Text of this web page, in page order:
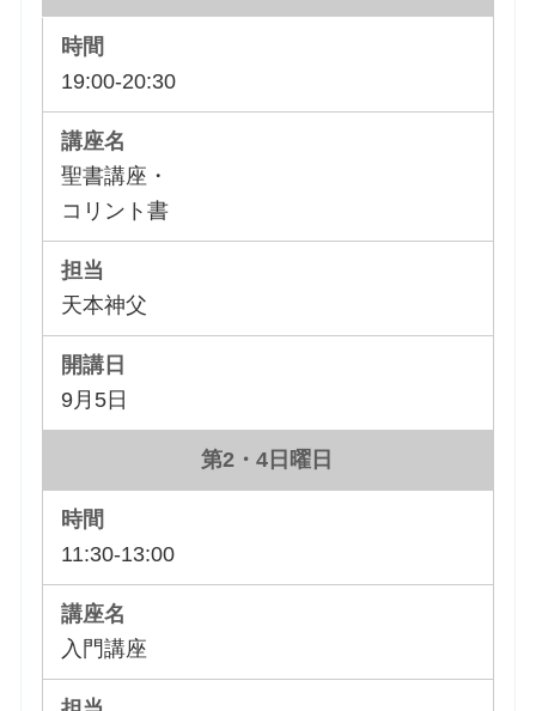
19:00-20:30
聖書講座・
コリント書
天本神父
9月5日
第2・4日曜日
11:30-13:00
入門講座